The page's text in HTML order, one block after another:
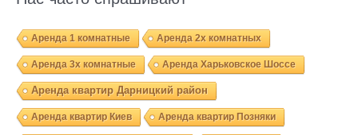
Аренда 1 комнатные Аренда 2х комнатных
Аренда 3х комнатные Аренда Харьковское Шоссе
Аренда квартир Дарницкий район
Аренда квартир Киев Аренда квартир Позняки